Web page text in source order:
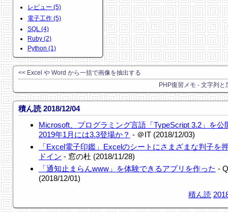
レビュー (5)
電子工作 (5)
SQL (4)
Ruby (2)
Python (1)
<< Excel や Word から一括で画像を抽出する
PHP復習メモ - 文字列と
積ん読 2018/12/04
Microsoft、プログラミング言語「TypeScript 3.2」を公
2019年1月には3.3登場か？ - ＠IT (2018/12/03)
「Excel電子印鑑」Excelのシートにさまざまな判子を
ドイン - 窓の杜 (2018/11/28)
「通知止まらんwww」を体験できるアプリを作った -
(2018/12/01)
積ん読